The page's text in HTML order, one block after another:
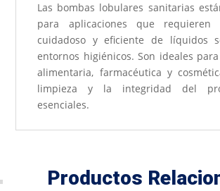
Las bombas lobulares sanitarias
para aplicaciones que requieren
cuidadoso y eficiente de líquidos
entornos higiénicos. Son ideales
alimentaria, farmacéutica y
limpieza y la integridad del
esenciales.
Productos